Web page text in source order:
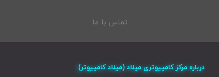
تماس با ما
درباره مرکز کامپیوتری میلاد (میلاد کامپیوتر)